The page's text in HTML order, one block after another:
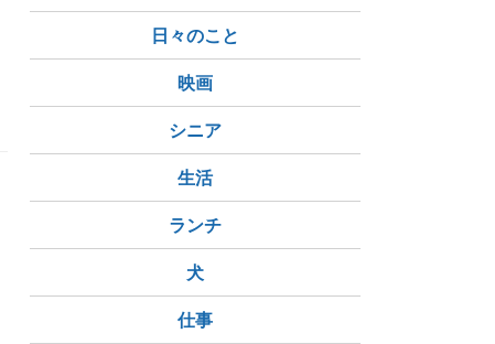
日々のこと
映画
シニア
生活
ランチ
犬
仕事